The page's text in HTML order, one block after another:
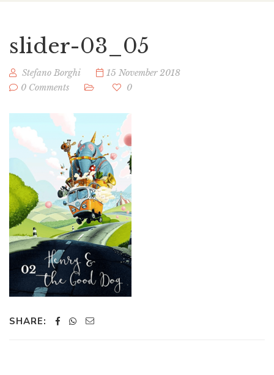
slider-03_05
Stefano Borghi
15 November 2018
0 Comments
0
SHARE: